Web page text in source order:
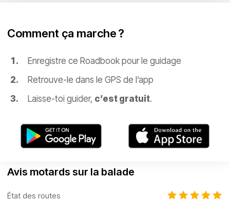
Comment ça marche ?
Enregistre ce Roadbook pour le guidage
Retrouve-le dans le GPS de l’app
Laisse-toi guider, c’est gratuit.
Avis motards sur la balade
État des routes